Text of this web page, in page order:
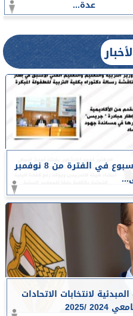
عدة...
أبرز أخبار جامعة أسيوط خلال أسبوع في الفترة من 8 نوفمبر
لانتخابات الاتحادات
/2025